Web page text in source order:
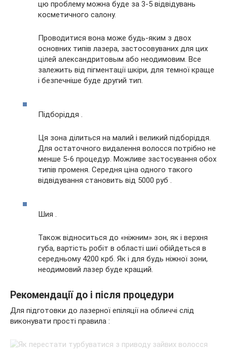
цю проблему можна буде за 3-5 відвідувань
косметичного салону.
Проводитися вона може будь-яким з двох
основних типів лазера, застосовуваних для цих
цілей александритовым або неодимовим. Все
залежить від пігментації шкіри, для темної краще
і безпечніше буде другий тип.
Підборіддя .
Ця зона ділиться на малий і великий підборіддя.
Для остаточного видалення волосся потрібно не
менше 5-6 процедур. Можливе застосування обох
типів променя. Середня ціна одного такого
відвідування становить від 5000 руб .
Шия .
Також відноситься до «ніжним» зон, як і верхня
губа, вартість робіт в області шиї обійдеться в
середньому 4200 крб. Як і для будь ніжної зони,
неодимовий лазер буде кращий.
Рекомендації до і після процедури
Для підготовки до лазерної епіляції на обличчі слід
виконувати прості правила :